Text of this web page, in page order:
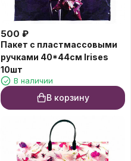
500 ₽
Пакет с пластмассовыми
ручками 40*44см Irises
10шт
В наличии
В корзину